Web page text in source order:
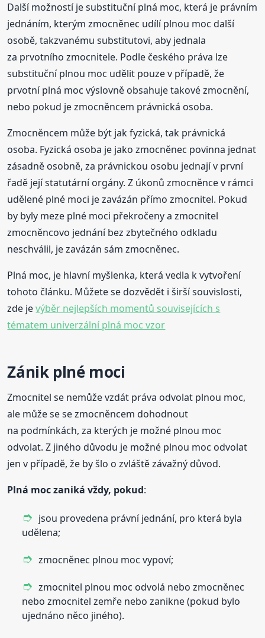
Další možností je substituční plná moc, která je právním
jednáním, kterým zmocněnec udílí plnou moc další
osobě, takzvanému substitutovi, aby jednala
za prvotního zmocnitele. Podle českého práva lze
substituční plnou moc udělit pouze v případě, že
prvotní plná moc výslovně obsahuje takové zmocnění,
nebo pokud je zmocněncem právnická osoba.
Zmocněncem může být jak fyzická, tak právnická
osoba. Fyzická osoba je jako zmocněnec povinna jednat
zásadně osobně, za právnickou osobu jednají v první
řadě její statutární orgány. Z úkonů zmocněnce v rámci
udělené plné moci je zavázán přímo zmocnitel. Pokud
by byly meze plné moci překročeny a zmocnitel
zmocněncovo jednání bez zbytečného odkladu
neschválil, je zavázán sám zmocněnec.
Plná moc, je hlavní myšlenka, která vedla k vytvoření
tohoto článku. Můžete se dozvědět i širší souvislosti,
zde jevýběr nejlepších momentů souvisejících s
tématem univerzální plná moc vzor
Zánik plné moci
Zmocnitel se nemůže vzdát práva odvolat plnou moc,
ale může se se zmocněncem dohodnout
na podmínkách, za kterých je možné plnou moc
odvolat. Z jiného důvodu je možné plnou moc odvolat
jen v případě, že by šlo o zvláště závažný důvod.
Plná moc zaniká vždy, pokud:
jsou provedena právní jednání, pro která byla
udělena;
zmocněnec plnou moc vypoví;
zmocnitel plnou moc odvolá nebo zmocněnec
nebo zmocnitel zemře nebo zanikne (pokud bylo
ujednáno něco jiného).